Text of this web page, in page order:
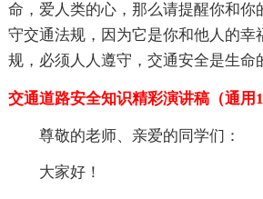
命，爱人类的心，那么请提醒你和你
守交通法规，因为它是你和他人的幸
规，必须人人遵守，交通安全是生命
交通道路安全知识精彩演讲稿（通用
尊敬的老师、亲爱的同学们：
大家好！